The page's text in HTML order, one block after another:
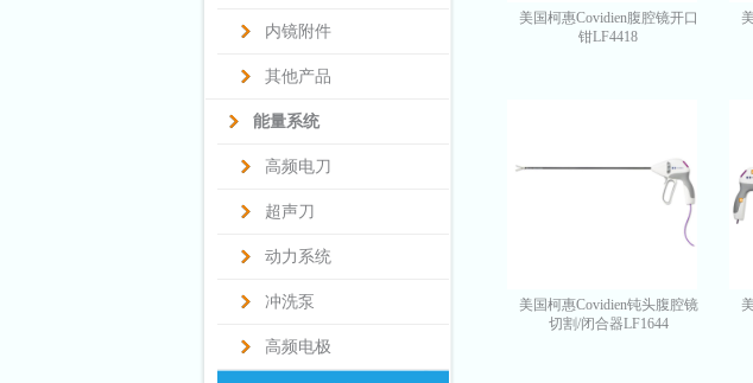
内镜附件
其他产品
能量系统
高频电刀
超声刀
动力系统
冲洗泵
高频电极
美国柯惠Covidien腹腔镜开口
钳LF4418
美国柯惠Covidien钝头腹腔镜
切割/闭合器LF1644